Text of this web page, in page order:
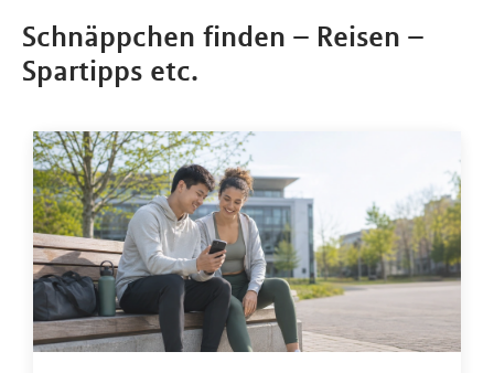
Schnäppchen finden – Reisen –
Spartipps etc.